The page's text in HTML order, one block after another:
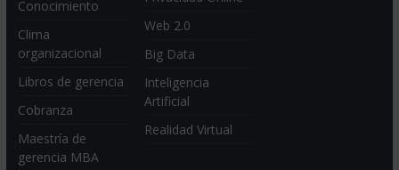
Conocimiento
Clima
organizacional
Libros de gerencia
Cobranza
Maestría de
gerencia MBA
Web 2.0
Big Data
Inteligencia
Artificial
Realidad Virtual